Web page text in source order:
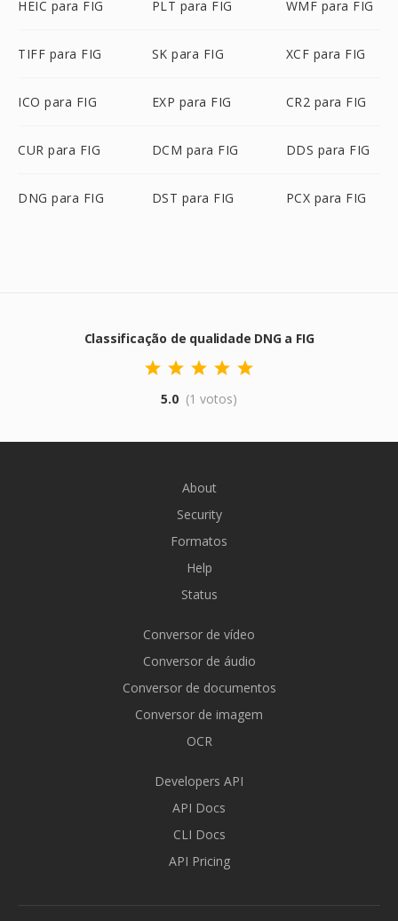
HEIC para FIG PLT para FIG WMF para FIG
TIFF para FIG SK para FIG XCF para FIG
ICO para FIG EXP para FIG CR2 para FIG
CUR para FIG DCM para FIG DDS para FIG
DNG para FIG DST para FIG PCX para FIG
Classificação de qualidade DNG a FIG
5.0 (1 votos)
About
Security
Formatos
Help
Status
Conversor de vídeo
Conversor de áudio
Conversor de documentos
Conversor de imagem
OCR
Developers API
API Docs
CLI Docs
API Pricing